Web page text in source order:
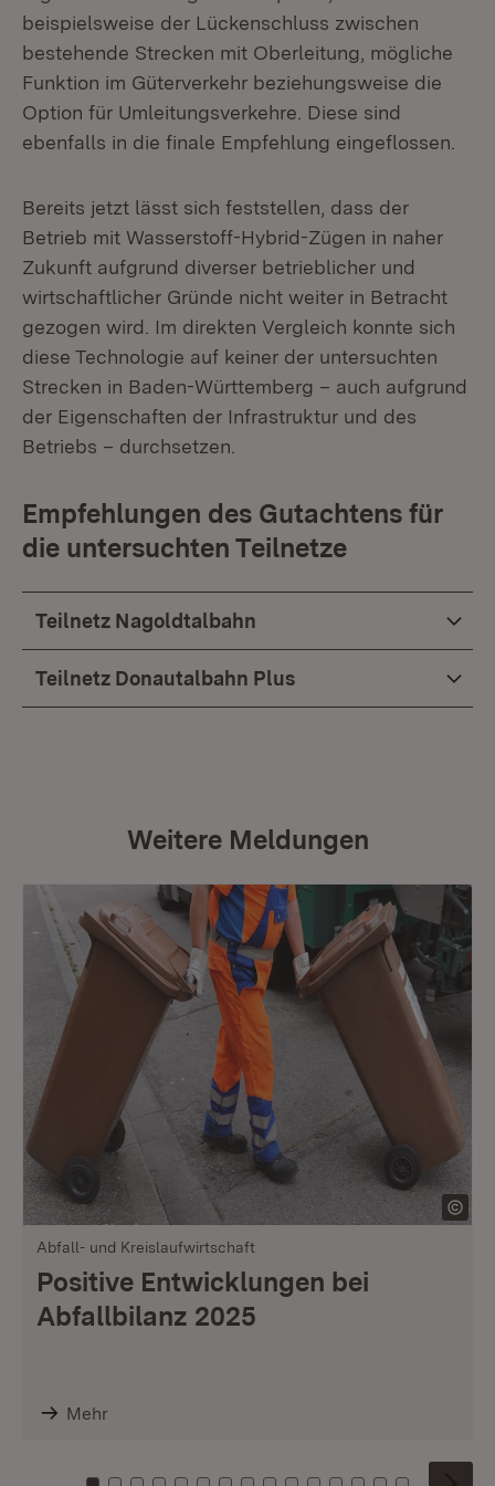
beispielsweise der Lückenschluss zwischen
bestehende Strecken mit Oberleitung, mögliche
Funktion im Güterverkehr beziehungsweise die
Option für Umleitungsverkehre. Diese sind
ebenfalls in die finale Empfehlung eingeflossen.
Bereits jetzt lässt sich feststellen, dass der
Betrieb mit Wasserstoff-Hybrid-Zügen in naher
Zukunft aufgrund diverser betrieblicher und
wirtschaftlicher Gründe nicht weiter in Betracht
gezogen wird. Im direkten Vergleich konnte sich
diese Technologie auf keiner der untersuchten
Strecken in Baden-Württemberg – auch aufgrund
der Eigenschaften der Infrastruktur und des
Betriebs – durchsetzen.
Empfehlungen des Gutachtens für
die untersuchten Teilnetze
Teilnetz Nagoldtalbahn
Teilnetz Donautalbahn Plus
Weitere Meldungen
Abfall- und Kreislaufwirtschaft
Positive Entwicklungen bei
Abfallbilanz 2025
Mehr